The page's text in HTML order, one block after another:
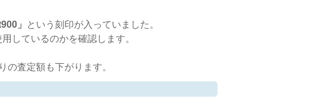
」
という刻印が入っていました。
しているのかを確認します。
の査定額も下がります。